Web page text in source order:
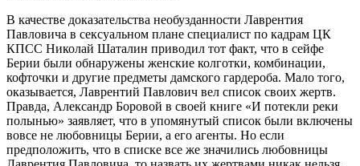
В качестве доказательства необузданности Лаврентия
Павловича в сексуальном плане специалист по кадрам ЦК
КПСС Николай Шаталин приводил тот факт, что в сейфе
Берии были обнаружены женские колготки, комбинации,
кофточки и другие предметы дамского гардероба. Мало того,
оказывается, Лаврентий Павлович вел список своих жертв.
Правда, Александр Боровой в своей книге «И потекли реки
полынью» заявляет, что в упомянутый список были включены
вовсе не любовницы Берии, а его агенты. Но если
предположить, что в списке все же значились любовницы